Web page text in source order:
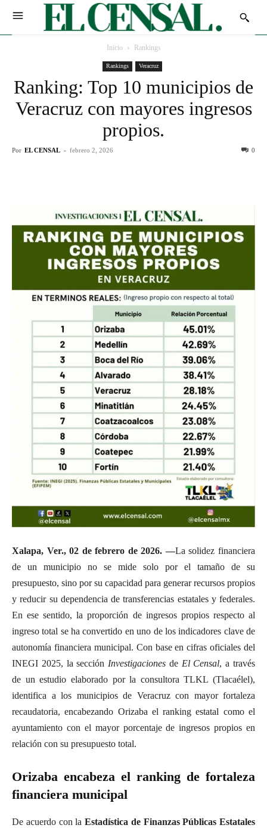
Inicio Rankings
Rankings Veracruz
Ranking: Top 10 municipios de
Veracruz con mayores ingresos
propios.
Por EL CENSAL - febrero 2, 2026 0
Xalapa, Ver., 02 de febrero de 2026. —La solidez financiera
de un municipio no se mide solo por el tamaño de su
presupuesto, sino por su capacidad para generar recursos propios
y reducir su dependencia de transferencias estatales y federales.
En ese sentido, la proporción de ingresos propios respecto al
ingreso total se ha convertido en uno de los indicadores clave de
autonomía financiera municipal. Con base en cifras oficiales del
INEGI 2025, la sección Investigaciones de El Censal, a través
de un estudio elaborado por la consultora TLKL (Tlacaélel),
identifica a los municipios de Veracruz con mayor fortaleza
recaudatoria, encabezando Orizaba el ranking estatal como el
ayuntamiento con el mayor porcentaje de ingresos propios en
relación con su presupuesto total.
Orizaba encabeza el ranking de fortaleza
financiera municipal
De acuerdo con la Estadística de Finanzas Públicas Estatales